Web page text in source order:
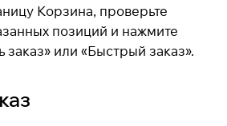
Корзина, проверьте
позиций и нажмите
или «Быстрый заказ».